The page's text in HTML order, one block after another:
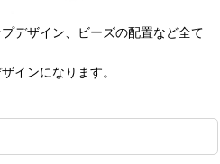
デザイン、ビーズの配置など全て
インになります。